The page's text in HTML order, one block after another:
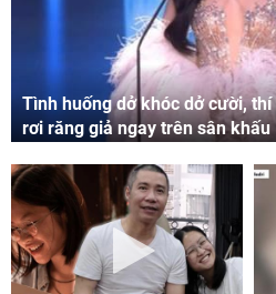
Tình huống dở khóc dở cười,
rơi răng giả ngay trên sân khấu